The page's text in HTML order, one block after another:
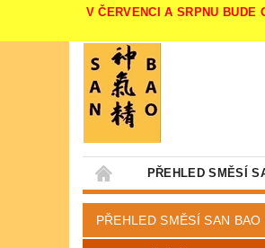
V ČERVENCI A SRPNU
PŘEHLED SMĚSÍ
PŘEHLED SMĚSÍ SAN BAO